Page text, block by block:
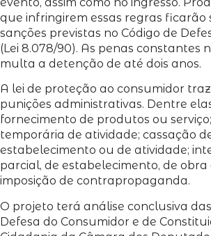
que infringirem essas regras ficarão
sanções previstas no Código de
(Lei 8.078/90). As penas constantes
multa a detenção de até dois anos.
A lei de proteção ao consumidor
punições administrativas. Dentre
fornecimento de produtos ou
temporária de atividade; cassação
estabelecimento ou de atividade;
parcial, de estabelecimento, de obra
imposição de contrapropaganda.
O projeto terá análise conclusiva
Defesa do Consumidor e de